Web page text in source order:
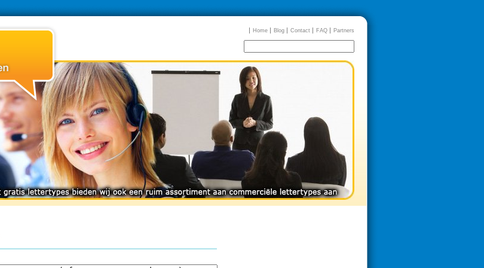
Home Blog Contact FAQ Partners